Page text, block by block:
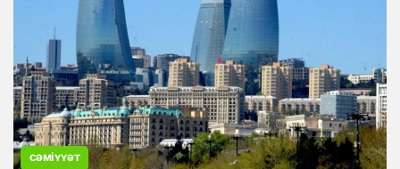
CƏMIYYƏT